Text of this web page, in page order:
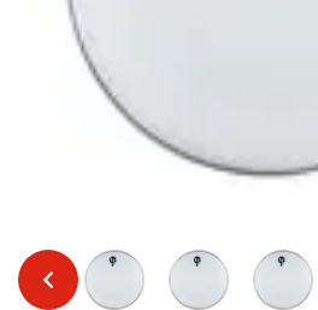
…